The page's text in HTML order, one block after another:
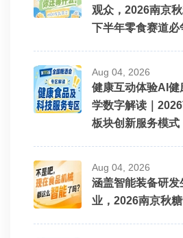
观众，2026南京
下半年零食赛道必
Aug 04, 2026
健康互动体验AI
学数字解读｜
板块创新服务模式
Aug 04, 2026
涵盖智能装备研
业，2026南京秋